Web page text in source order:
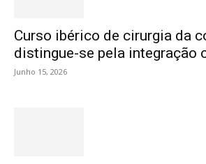
Curso ibérico de cirurgia da
distingue-se pela integração
Junho 15, 2026